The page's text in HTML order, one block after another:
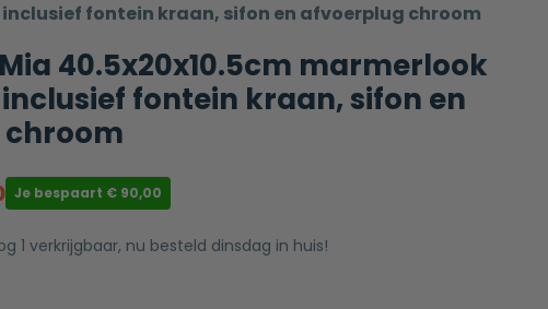
fontein kraan, sifon en afvoerplug chroom
40.5x20x10.5cm marmerlook
fontein kraan, sifon en
Je bespaart €90,00
1 verkrijgbaar, nu besteld dinsdag in huis!